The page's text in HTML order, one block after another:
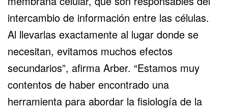
intercambio de información entre las células.
Al llevarlas exactamente al lugar donde se
necesitan, evitamos muchos efectos
secundarios”, afirma Arber. “Estamos muy
contentos de haber encontrado una
herramienta para abordar la fisiología de la